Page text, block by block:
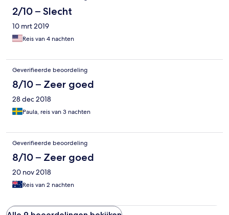
2/10 – Slecht
10 mrt 2019
Reis van 4 nachten
Geverifieerde beoordeling
8/10 – Zeer goed
28 dec 2018
Paula, reis van 3 nachten
Geverifieerde beoordeling
8/10 – Zeer goed
20 nov 2018
Reis van 2 nachten